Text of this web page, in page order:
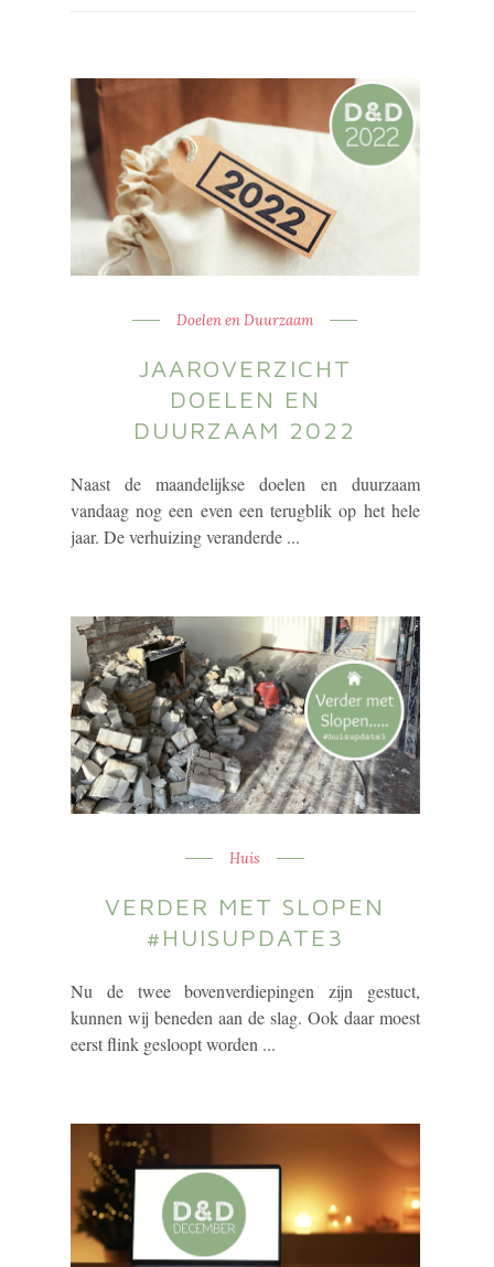
Doelen en Duurzaam
JAAROVERZICHT
DOELEN EN
DUURZAAM 2022
Naast de maandelijkse doelen en duurzaam
vandaag nog een even een terugblik op het hele
jaar. De verhuizing veranderde ...
Huis
VERDER MET SLOPEN
#HUISUPDATE3
Nu de twee bovenverdiepingen zijn gestuct,
kunnen wij beneden aan de slag. Ook daar moest
eerst flink gesloopt worden ...